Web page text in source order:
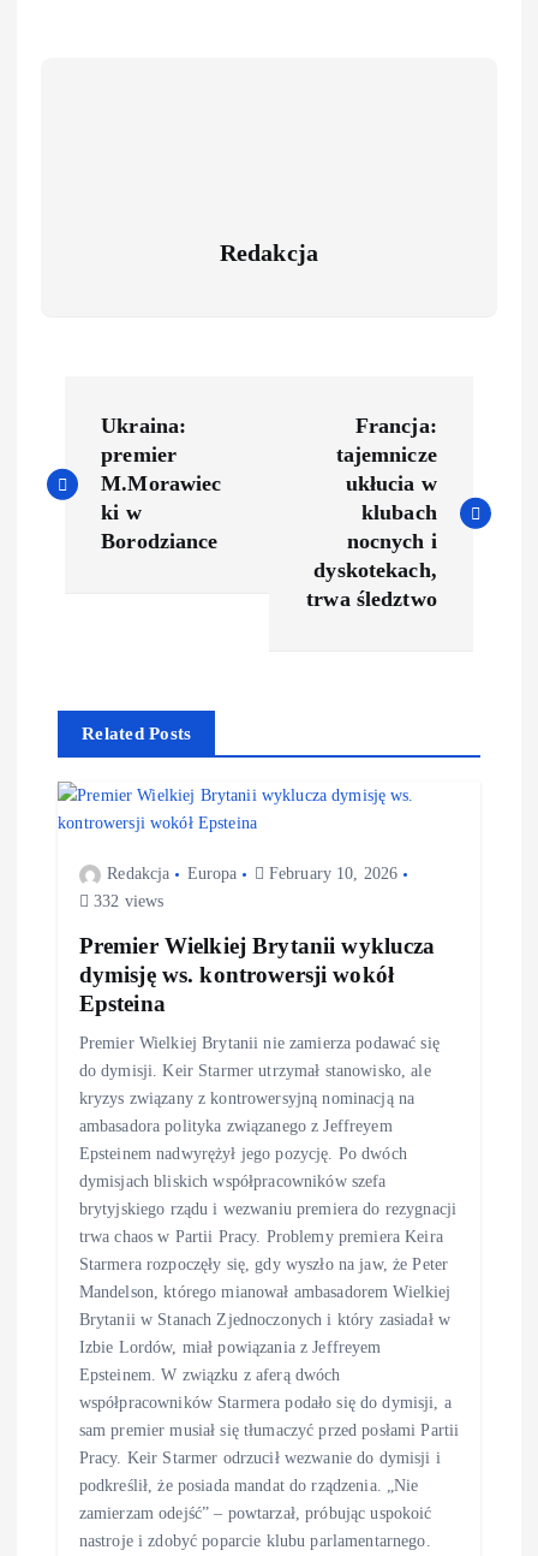
Redakcja
Ukraina:
premier
M.Morawiec
ki w
Borodziance
Francja:
tajemnicze
ukłucia w
klubach
nocnych i
dyskotekach,
trwa śledztwo
Related Posts
Redakcja Europa
February 10, 2026
332 views
Premier Wielkiej Brytanii wyklucza
dymisję ws. kontrowersji wokół
Epsteina
Premier Wielkiej Brytanii nie zamierza podawać się
do dymisji. Keir Starmer utrzymał stanowisko, ale
kryzys związany z kontrowersyjną nominacją na
ambasadora polityka związanego z Jeffreyem
Epsteinem nadwyrężył jego pozycję. Po dwóch
dymisjach bliskich współpracowników szefa
brytyjskiego rządu i wezwaniu premiera do rezygnacji
trwa chaos w Partii Pracy. Problemy premiera Keira
Starmera rozpoczęły się, gdy wyszło na jaw, że Peter
Mandelson, którego mianował ambasadorem Wielkiej
Brytanii w Stanach Zjednoczonych i który zasiadał w
Izbie Lordów, miał powiązania z Jeffreyem
Epsteinem. W związku z aferą dwóch
współpracowników Starmera podało się do dymisji, a
sam premier musiał się tłumaczyć przed posłami Partii
Pracy. Keir Starmer odrzucił wezwanie do dymisji i
podkreślił, że posiada mandat do rządzenia. „Nie
zamierzam odejść” – powtarzał, próbując uspokoić
nastroje i zdobyć poparcie klubu parlamentarnego.